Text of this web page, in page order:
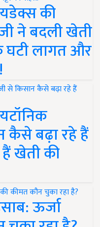
की
ने बदली खेती
घटी लागत और
कैसे बढ़ा रहे हैं
खेती की
ऊर्जा